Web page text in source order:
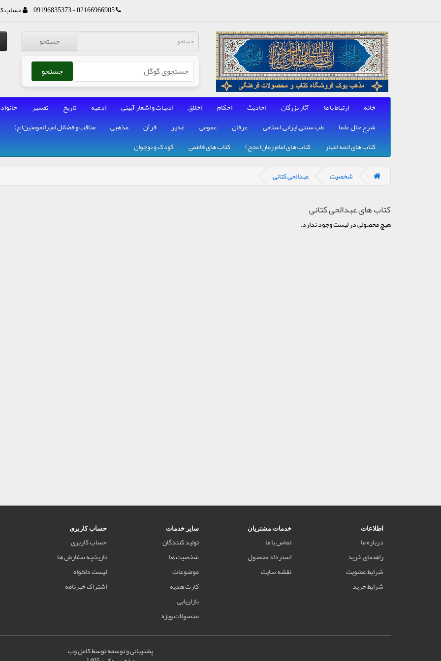
02166966905 - 09196835373 حساب
جستجو
جستجو
خانه ارتباط با ما آثار بزرگان احادیث احکام اخلاق ادبیات و اشعار آیینی ادعیه تاریخ تفسیر
شرح حال علما
طب سنتی, ایرانی, اسلامی عرفان عمومی غدیر قرآن مذهبی مناقب و فضائل امیرالمومنین(ع)
کتاب های ائمه اطهار
کتاب های امام زمان(عجج) کتاب های فاطمی کودک و نوجوان
شخصیت عبدالحی کتانی
کتاب های عبدالحی کتانی
هیچ محصولی در لیست وجود ندارد.
اطلاعات
درباره ما
راهنمای خرید
شرایط عضویت
شرایط خرید
خدمات مشتریان
تماس با ما
استرداد محصول
نقشه سایت
سایر خدمات
تولید کنندگان
شخصیت ها
موضوعات
کارت هدیه
بازاریابی
محصولات ویژه
حساب کاربری
حساب کاربری
تاریخچه سفارش ها
لیست دلخواه
اشتراک خبرنامه
پشتیبانی و توسعهتوسطکامل وب